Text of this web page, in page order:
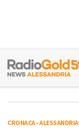
CRONACA-ALESSANDRIA